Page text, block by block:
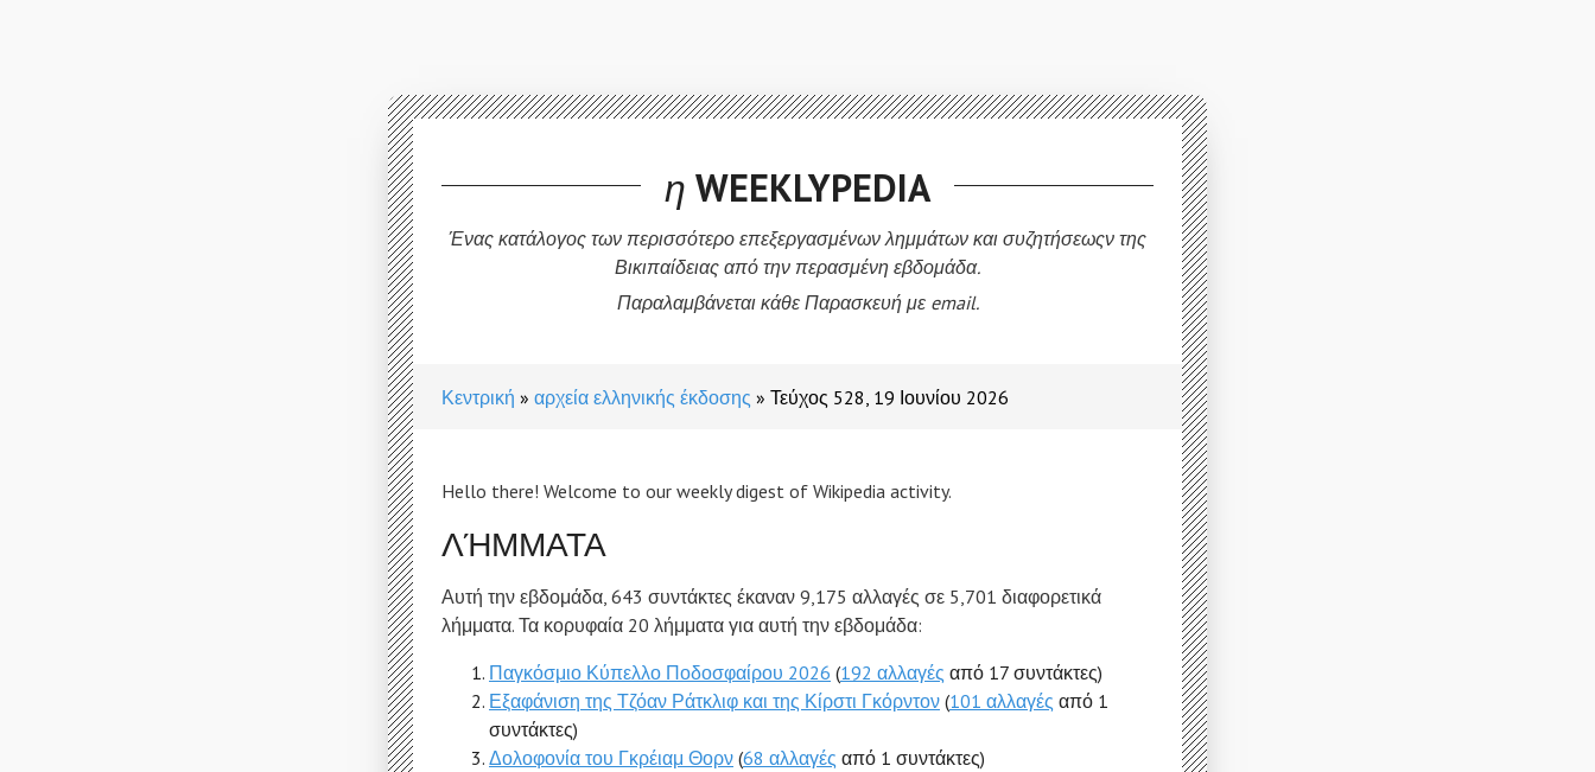
η WEEKLYPEDIA
Ένας κατάλογος των περισσότερο επεξεργασμένων λημμάτων και συζητήσεωςν της
Βικιπαίδειας από την περασμένη εβδομάδα.
Παραλαμβάνεται κάθε Παρασκευή με email.
Κεντρική αρχεία ελληνικής έκδοσης Τεύχος 528, 19 Ιουνίου 2026
Hello there! Welcome to our weekly digest of Wikipedia activity.
ΛΉΜΜΑΤΑ
Αυτή την εβδομάδα, 643 συντάκτες έκαναν 9,175 αλλαγές σε 5,701 διαφορετικά
λήμματα. Τα κορυφαία 20 λήμματα για αυτή την εβδομάδα:
Παγκόσμιο Κύπελλο Ποδοσφαίρου 2026 (192 αλλαγές από 17 συντάκτες)
Εξαφάνιση της Τζόαν Ράτκλιφ και της Κίρστι Γκόρντον (101 αλλαγές από 1
συντάκτες)
Δολοφονία του Γκρέιαμ Θορν (68 αλλαγές από 1 συντάκτες)